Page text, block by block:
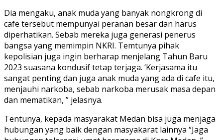
Dia mengaku, anak muda yang banyak nongkrong di
cafe tersebut mempunyai peranan besar dan harus
diperhatikan. Sebab mereka juga generasi penerus
bangsa yang memimpin NKRI. Temtunya pihak
kepolisian juga ingin berharap menjelang Tahun Baru
2023 suasana kondusif tetap terjaga. ‘Kerjasama itu
sangat penting dan juga anak muda yang ada di cafe itu,
menjauhi narkoba, sebab narkoba merusak masa depan
dan mematikan, ” jelasnya.
Tentunya, kepada masyarakat Medan bisa juga menjaga
hubungan yang baik dengan masyakarat lainnya “Jaga